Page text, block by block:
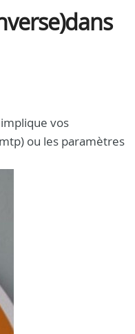
vos
ou les paramètres